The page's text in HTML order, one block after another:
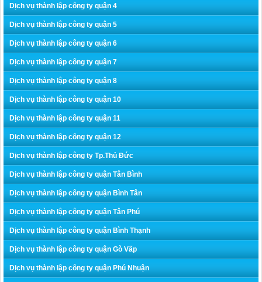
Dịch vụ thành lập công ty quận 4
Dịch vụ thành lập công ty quận 5
Dịch vụ thành lập công ty quận 6
Dịch vụ thành lập công ty quận 7
Dịch vụ thành lập công ty quận 8
Dịch vụ thành lập công ty quận 10
Dịch vụ thành lập công ty quận 11
Dịch vụ thành lập công ty quận 12
Dịch vụ thành lập công ty Tp.Thủ Đức
Dịch vụ thành lập công ty quận Tân Bình
Dịch vụ thành lập công ty quận Bình Tân
Dịch vụ thành lập công ty quận Tân Phú
Dịch vụ thành lập công ty quận Bình Thạnh
Dịch vụ thành lập công ty quận Gò Vấp
Dịch vụ thành lập công ty quận Phú Nhuận